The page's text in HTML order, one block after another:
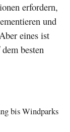
erfordern,
und
eines ist
besten
bis Windparks